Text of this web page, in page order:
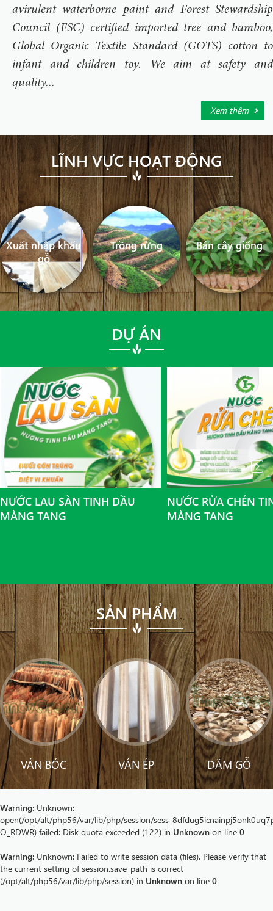
avirulent waterborne paint and Forest Stewardship
Council (FSC) certified imported tree and bamboo,
Global Organic Textile Standard (GOTS) cotton to
infant and children toy. We aim at safety and
quality...
Xem thêm
LĨNH VỰC HOẠT ĐỘNG
Xuất nhập khẩu
gỗ
Trồng rừng Bán cây giống
DỰ ÁN
NƯỚC LAU SÀN TINH DẦU
MÀNG TANG
NƯỚC RỬA CHÉN
MÀNG TANG
SẢN PHẨM
VÁN BÓC VÁN ÉP DĂM GỖ
Warning: Unknown:
open(/opt/alt/php56/var/lib/php/session/
O_RDWR) failed: Disk quota exceeded (122) in Unknown on line 0
Warning: Unknown: Failed to write session data (files). Please verify that
the current setting of session.save_path is correct
(/opt/alt/php56/var/lib/php/session) in Unknown on line 0